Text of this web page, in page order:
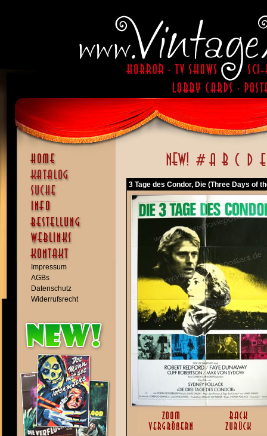
Impressum
AGBs
Datenschutz
Widerrufsrecht
3 Tage des Condor, Die (Three Days of